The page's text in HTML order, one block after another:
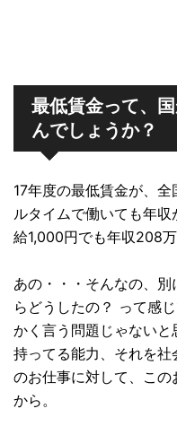
最低賃金って、
んでしょうか？
17年度の最低賃金が、
ルタイムで働いても年
給1,000円でも年収208万
あの・・・そんなの、
らどうしたの？ って感
かく言う問題じゃない
持ってる能力、それを
のお仕事に対して、こ
から。